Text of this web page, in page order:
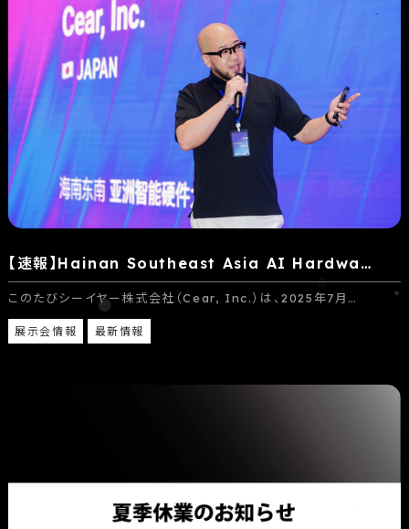
【速報】Hainan Southeast Asia AI Hardwa…
このたびシーイヤー株式会社（Cear, Inc.）は、2025年7月…
展示会情報 最新情報